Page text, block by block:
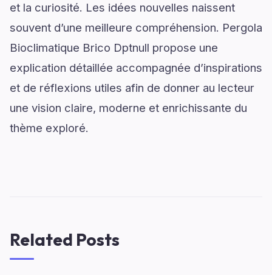
et la curiosité. Les idées nouvelles naissent
souvent d’une meilleure compréhension. Pergola
Bioclimatique Brico Dptnull propose une
explication détaillée accompagnée d’inspirations
et de réflexions utiles afin de donner au lecteur
une vision claire, moderne et enrichissante du
thème exploré.
Related Posts